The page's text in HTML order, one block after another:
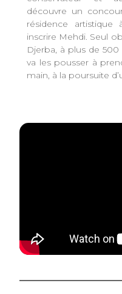
découvre un
résidence artistique
inscrire Mehdi. Seul
Djerba, à plus de 500
va les pousser à
main, à la poursuite